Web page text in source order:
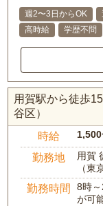
週2〜3日からOK
高時給
学歴不問
用賀駅から徒歩
谷区）
時給
勤務地
用賀
（東
勤務時間
8時
が可